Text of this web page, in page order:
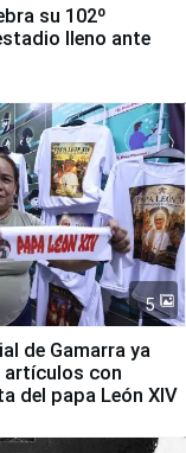
su 102º
lleno ante
5
de Gamarra ya
artículos con
del papa León XIV